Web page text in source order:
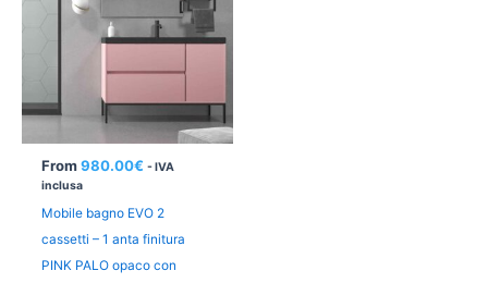
From 980.00€ - IVA
inclusa
Mobile bagno EVO 2
cassetti – 1 anta finitura
PINK PALO opaco con